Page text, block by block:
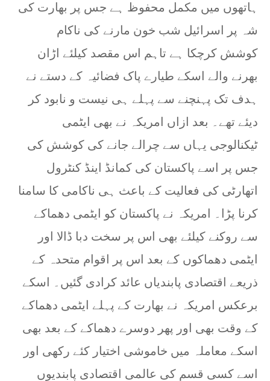
ہاتھوں میں مکمل محفوظ ہے جس پر بھارت کی
شہ پر اسرائیل شب خون مارنے کی ناکام
کوشش کرچکا ہے تاہم اس مقصد کیلئے اڑان
بھرنے والے اسکے طیارے پاک فضائیہ کے دستے نے
ہدف تک پہنچنے سے پہلے ہی نیست و نابود کر
دیئے تھے۔ بعد ازاں امریکہ نے بھی ایٹمی
ٹیکنالوجی یہاں سے چرالے جانے کی کوشش کی
جس پر اسے پاکستان کی کمانڈ اینڈ کنٹرول
اتھارٹی کی فعالیت کے باعث ہی ناکامی کا سامنا
کرنا پڑا۔ امریکہ نے پاکستان کو ایٹمی دھماکے
سے روکنے کیلئے بھی اس پر سخت دبا ڈالا اور
ایٹمی دھماکوں کے بعد اس پر اقوام متحدہ کے
ذریعے اقتصادی پابندیاں عائد کرادی گئیں۔ اسکے
برعکس امریکہ نے بھارت کے پہلے ایٹمی دھماکے
کے وقت بھی اور پھر دوسرے دھماکے کے بعد بھی
اسکے معاملہ میں خاموشی اختیار کئے رکھی اور
اسے کسی قسم کی عالمی اقتصادی پابندیوں